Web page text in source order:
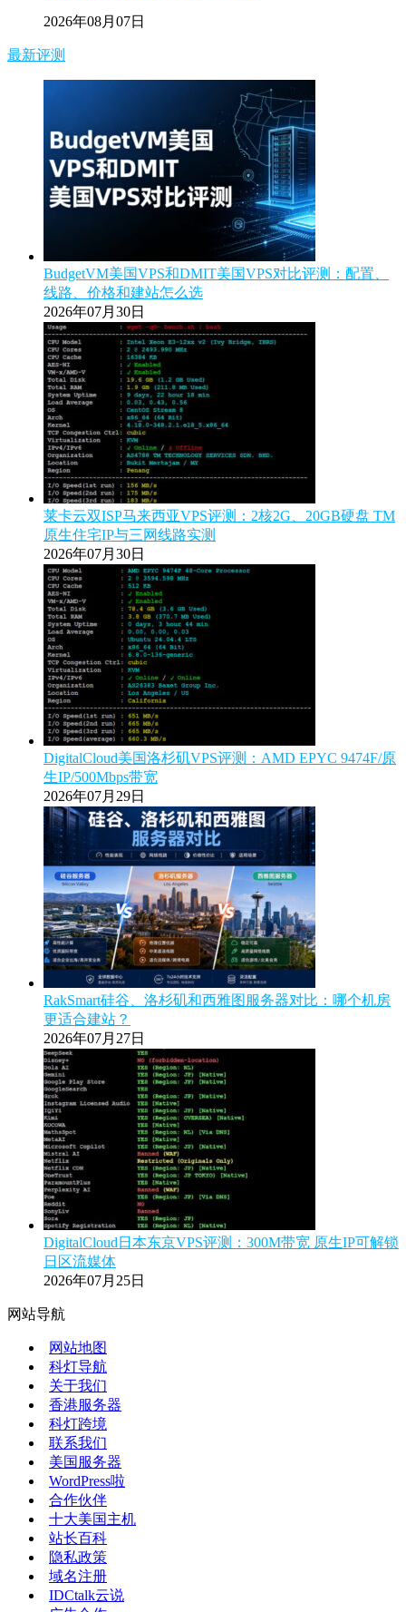
2026年08月07日
最新评测
BudgetVM美国VPS和DMIT美国VPS对比评测：配置、
线路、价格和建站怎么选
2026年07月30日
莱卡云双ISP马来西亚VPS评测：2核2G、20GB硬盘 TM
原生住宅IP与三网线路实测
2026年07月30日
DigitalCloud美国洛杉矶VPS评测：AMD EPYC 9474F/原
生IP/500Mbps带宽
2026年07月29日
RakSmart硅谷、洛杉矶和西雅图服务器对比：哪个机房
更适合建站？
2026年07月27日
DigitalCloud日本东京VPS评测：300M带宽 原生IP可解锁
日区流媒体
2026年07月25日
网站导航
网站地图
科灯导航
关于我们
香港服务器
科灯跨境
联系我们
美国服务器
WordPress啦
合作伙伴
十大美国主机
站长百科
隐私政策
域名注册
IDCtalk云说